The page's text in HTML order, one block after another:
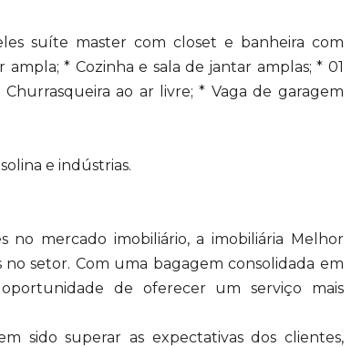
suíte master com closet e banheira com
ampla; * Cozinha e sala de jantar amplas; * 01
ao ar livre; * Vaga de garagem
e indústrias.
no mercado imobiliário, a imobiliária Melhor
setor. Com uma bagagem consolidada em
de oferecer um serviço mais
sido superar as expectativas dos clientes,